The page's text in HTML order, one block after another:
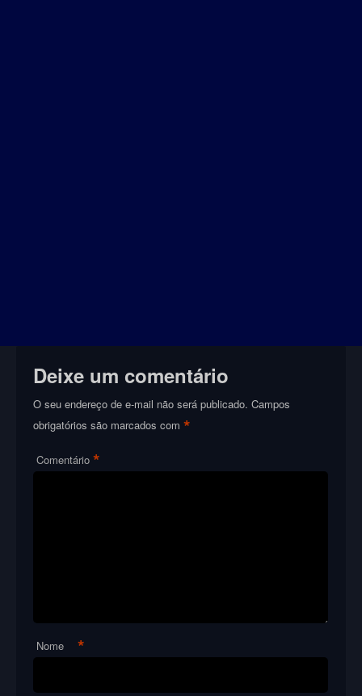
Deixe um comentário
O seu endereço de e-mail não será publicado. Campos
obrigatórios são marcados com*
Comentário *
Nome *